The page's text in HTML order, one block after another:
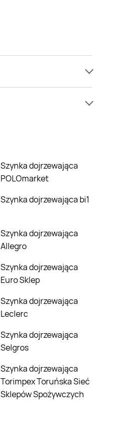
Szynka dojrzewająca
POLOmarket
Szynka dojrzewająca bi1
Szynka dojrzewająca
Allegro
Szynka dojrzewająca
Euro Sklep
Szynka dojrzewająca
Leclerc
Szynka dojrzewająca
Selgros
Szynka dojrzewająca
Torimpex Toruńska Sieć
Sklepów Spożywczych